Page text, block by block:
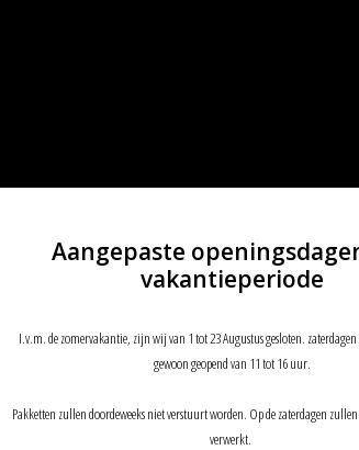
Aangepaste
vakantieperiode
I.v.m. de zomervakantie, zijn wij van 1 tot 23 Augustus gesloten.
gewoon geopend van 11 tot 16 uur.
Pakketten zullen doordeweeks niet verstuurt worden. Op de zaterdagen
verwerkt.